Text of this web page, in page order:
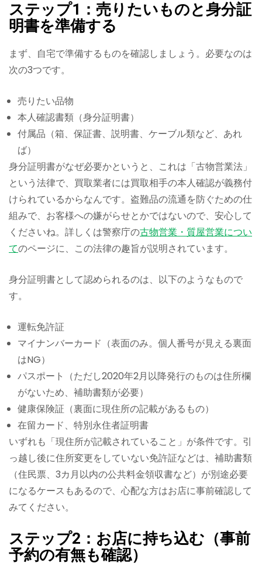
ステップ1：売りたいものと身分証
明書を準備する
まず、自宅で準備するものを確認しましょう。必要なのは
次の3つです。
売りたい品物
本人確認書類（身分証明書）
付属品（箱、保証書、説明書、ケーブル類など、あれ
ば）
身分証明書がなぜ必要かというと、これは「古物営業法」
という法律で、買取業者には買取相手の本人確認が義務付
けられているからなんです。盗難品の流通を防ぐための仕
組みで、お客様への嫌がらせとかではないので、安心して
くださいね。詳しくは警察庁の古物営業・質屋営業につい
てのページに、この法律の趣旨が説明されています。
身分証明書として認められるのは、以下のようなもので
す。
運転免許証
マイナンバーカード（表面のみ。個人番号が見える裏面
はNG）
パスポート（ただし2020年2月以降発行のものは住所欄
がないため、補助書類が必要）
健康保険証（裏面に現住所の記載があるもの）
在留カード、特別永住者証明書
いずれも「現住所が記載されていること」が条件です。引
っ越し後に住所変更をしていない免許証などは、補助書類
（住民票、3カ月以内の公共料金領収書など）が別途必要
になるケースもあるので、心配な方はお店に事前確認して
みてください。
ステップ2：お店に持ち込む（事前
予約の有無も確認）